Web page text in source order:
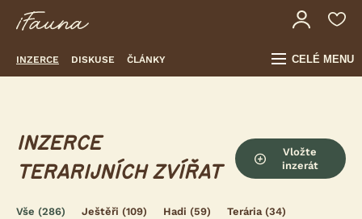
INZERCE DISKUSE ČLÁNKY CELÉ MENU
INZERCE
TERARIJNÍCH ZVÍŘAT
Vložte
inzerát
Vše (286) Ještěři (109) Hadi (59) Terária(34)